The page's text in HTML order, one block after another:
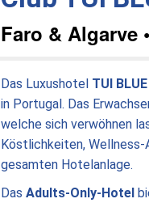
Faro & Algarve
Das Luxushotel TUI
in Portugal. Das
welche sich verwöhnen
Köstlichkeiten, Wellness-
gesamten Hotelanlage.
Das Adults-Only-Hotel